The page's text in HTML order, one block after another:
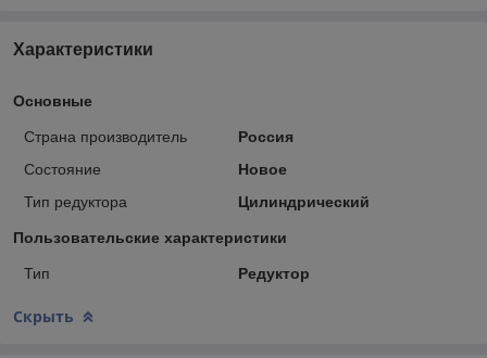
Характеристики
Основные
Страна производитель
Россия
Состояние
Новое
Тип редуктора
Цилиндрический
Пользовательские характеристики
Тип Редуктор
Скрыть